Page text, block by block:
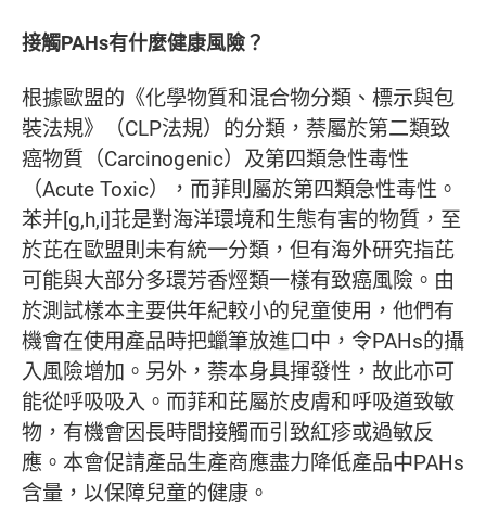
接觸PAHs有什麼健康風險？
根據歐盟的《化學物質和混合物分類、標示與包
裝法規》（CLP法規）的分類，萘屬於第二類致
癌物質（Carcinogenic）及第四類急性毒性
（Acute Toxic），而菲則屬於第四類急性毒性。
苯并[g,h,i]苝是對海洋環境和生態有害的物質，至
於芘在歐盟則未有統一分類，但有海外研究指芘
可能與大部分多環芳香烴類一樣有致癌風險。由
於測試樣本主要供年紀較小的兒童使用，他們有
機會在使用產品時把蠟筆放進口中，令PAHs的攝
入風險增加。另外，萘本身具揮發性，故此亦可
能從呼吸吸入。而菲和芘屬於皮膚和呼吸道致敏
物，有機會因長時間接觸而引致紅疹或過敏反
應。本會促請產品生產商應盡力降低產品中PAHs
含量，以保障兒童的健康。